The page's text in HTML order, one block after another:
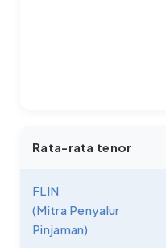
Rata-rata tenor
FLIN
(Mitra Penyalur
Pinjaman)